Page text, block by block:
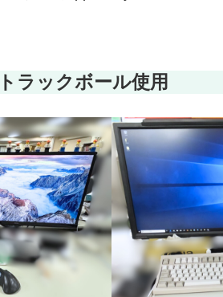
ラックボール使用